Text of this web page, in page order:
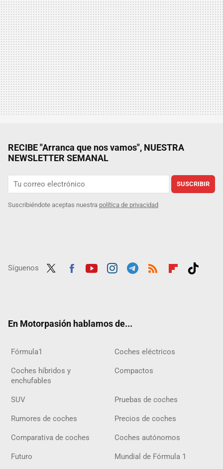
RECIBE "Arranca que nos vamos", NUESTRA
NEWSLETTER SEMANAL
SUSCRIBIR
Suscribiéndote aceptas nuestra política de privacidad
Síguenos
En Motorpasión hablamos de...
Fórmula1 Coches eléctricos
Coches híbridos y
enchufables
Compactos
SUV Pruebas de coches
Rumores de coches Precios de coches
Comparativa de coches Coches autónomos
Futuro Mundial de Fórmula 1